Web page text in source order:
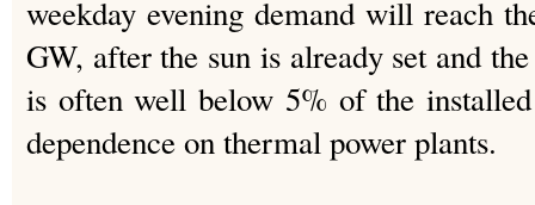
weekday evening demand will reach
GW, after the sun is already set and
is often well below 5% of the
dependence on thermal power plants.